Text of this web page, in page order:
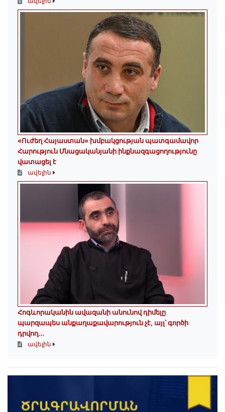
«Ուժեղ Հայաստան» խմբակցության պատգամավոր
Հարություն Մնացականյանի ինքնազգացողությունը
վատացել է
ավելին
Հոգևորականին ավազանի անունով դիմելը
պարզապես անքաղաքավարություն չէ, այլ՝ գործի
դրվող...
ավելին